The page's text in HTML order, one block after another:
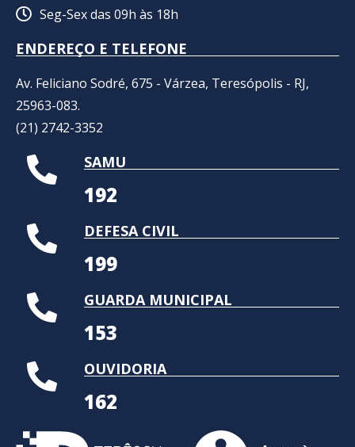
Seg-Sex das 09h às 18h
ENDEREÇO E TELEFONE
Av. Feliciano Sodré, 675 - Várzea, Teresópolis - RJ,
25963-083.
(21) 2742-3352​
SAMU
192
DEFESA CIVIL
199
GUARDA MUNICIPAL
153
OUVIDORIA
162